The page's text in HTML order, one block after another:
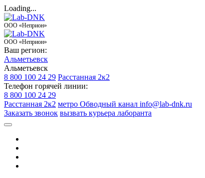
Loading...
ООО «Неприон»
ООО «Неприон»
Ваш регион:
Альметьевск
Альметьевск
8 800 100 24 29 Расстанная 2к2
Телефон горячей линии:
8 800 100 24 29
Расстанная 2к2 метро Обводный канал info@lab-dnk.ru
Заказать звонок вызвать курьера лаборанта